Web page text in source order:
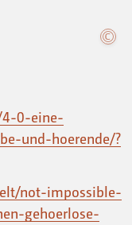
4-0-eine-
und-hoerende/?
not-impossible-
gehoerlose-